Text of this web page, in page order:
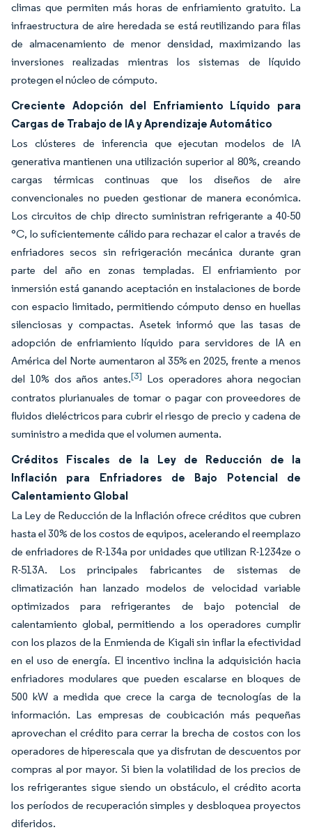
climas que permiten más horas de enfriamiento gratuito. La
infraestructura de aire heredada se está reutilizando para filas
de almacenamiento de menor densidad, maximizando las
inversiones realizadas mientras los sistemas de líquido
protegen el núcleo de cómputo.
Creciente Adopción del Enfriamiento Líquido para
Cargas de Trabajo de IA y Aprendizaje Automático
Los clústeres de inferencia que ejecutan modelos de IA
generativa mantienen una utilización superior al 80%, creando
cargas térmicas continuas que los diseños de aire
convencionales no pueden gestionar de manera económica.
Los circuitos de chip directo suministran refrigerante a 40-50
°C, lo suficientemente cálido para rechazar el calor a través de
enfriadores secos sin refrigeración mecánica durante gran
parte del año en zonas templadas. El enfriamiento por
inmersión está ganando aceptación en instalaciones de borde
con espacio limitado, permitiendo cómputo denso en huellas
silenciosas y compactas. Asetek informó que las tasas de
adopción de enfriamiento líquido para servidores de IA en
América del Norte aumentaron al 35% en 2025, frente a menos
del 10% dos años antes.[3] Los operadores ahora negocian
contratos plurianuales de tomar o pagar con proveedores de
fluidos dieléctricos para cubrir el riesgo de precio y cadena de
suministro a medida que el volumen aumenta.
Créditos Fiscales de la Ley de Reducción de la
Inflación para Enfriadores de Bajo Potencial de
Calentamiento Global
La Ley de Reducción de la Inflación ofrece créditos que cubren
hasta el 30% de los costos de equipos, acelerando el reemplazo
de enfriadores de R-134a por unidades que utilizan R-1234ze o
R-513A. Los principales fabricantes de sistemas de
climatización han lanzado modelos de velocidad variable
optimizados para refrigerantes de bajo potencial de
calentamiento global, permitiendo a los operadores cumplir
con los plazos de la Enmienda de Kigali sin inflar la efectividad
en el uso de energía. El incentivo inclina la adquisición hacia
enfriadores modulares que pueden escalarse en bloques de
500 kW a medida que crece la carga de tecnologías de la
información. Las empresas de coubicación más pequeñas
aprovechan el crédito para cerrar la brecha de costos con los
operadores de hiperescala que ya disfrutan de descuentos por
compras al por mayor. Si bien la volatilidad de los precios de
los refrigerantes sigue siendo un obstáculo, el crédito acorta
los períodos de recuperación simples y desbloquea proyectos
diferidos.